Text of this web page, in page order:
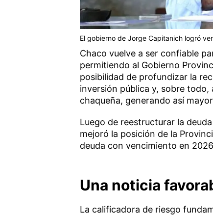
El gobierno de Jorge Capitanich logró
Chaco vuelve a ser confiable
permitiendo al Gobierno
posibilidad de profundizar la
inversión pública y, sobre
chaqueña, generando así
Luego de reestructurar la
mejoró la posición de la
deuda con vencimiento en
Una noticia
La calificadora de riesgo